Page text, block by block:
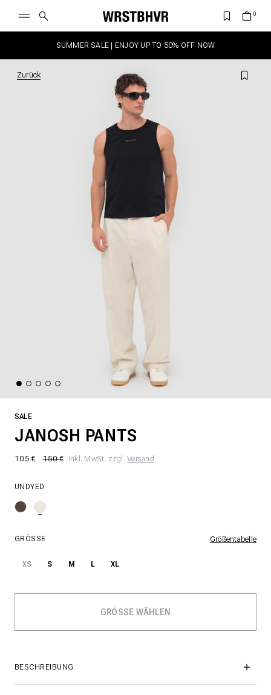
SUMMER SALE | ENJOY UP TO 50% OFF NOW
Zurück
SALE
JANOSH PANTS
105 € 150 € inkl. MwSt. zzgl.Versand
UNDYED
GRÖSSE Größentabelle
XS S M L XL
BESCHREIBUNG